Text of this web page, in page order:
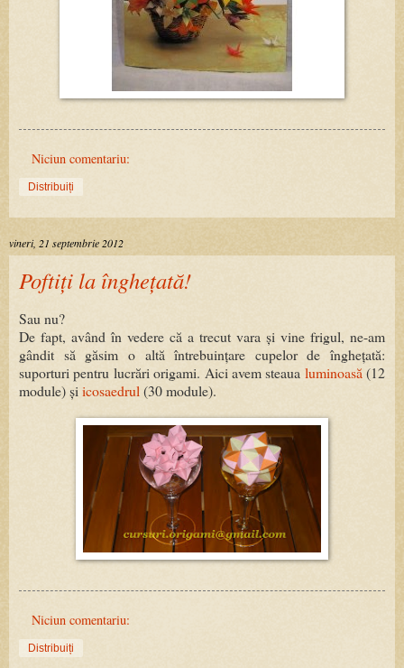
Niciun comentariu:
Distribuiți
vineri, 21 septembrie 2012
Poftiți la înghețată!
Sau nu?
De fapt, având în vedere că a trecut vara și vine frigul, ne-am
gândit să găsim o altă întrebuințare cupelor de înghețată:
suporturi pentru lucrări origami. Aici avem steaua luminoasă (12
module) și icosaedrul (30 module).
Niciun comentariu:
Distribuiți